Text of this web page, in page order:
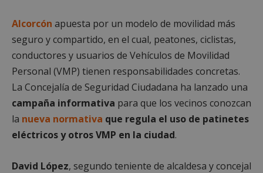
Alcorcón apuesta por un modelo de movilidad más
seguro y compartido, en el cual, peatones, ciclistas,
conductores y usuarios de Vehículos de Movilidad
Personal (VMP) tienen responsabilidades concretas.
La Concejalía de Seguridad Ciudadana ha lanzado una
campaña informativa para que los vecinos conozcan
la nueva normativa que regula el uso de patinetes
eléctricos y otros VMP en la ciudad.
David López, segundo teniente de alcaldesa y concejal